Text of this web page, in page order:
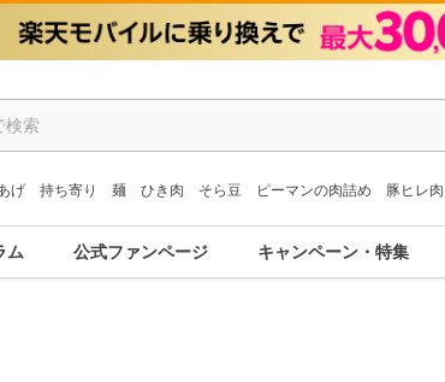
げ 持ち寄り 麺 ひき肉 そら豆 ピーマンの肉詰め 豚ヒレ
ム 公式ファンページ キャンペーン・特集